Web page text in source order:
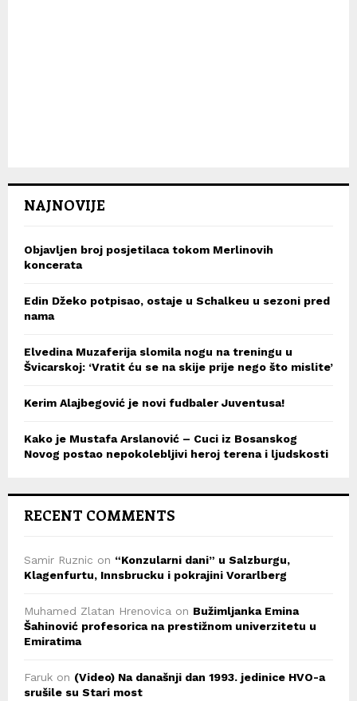
NAJNOVIJE
Objavljen broj posjetilaca tokom Merlinovih
koncerata
Edin Džeko potpisao, ostaje u Schalkeu u sezoni pred
nama
Elvedina Muzaferija slomila nogu na treningu u
Švicarskoj: ‘Vratit ću se na skije prije nego što mislite’
Kerim Alajbegović je novi fudbaler Juventusa!
Kako je Mustafa Arslanović – Cuci iz Bosanskog
Novog postao nepokolebljivi heroj terena i ljudskosti
RECENT COMMENTS
Samir Ruznic on “Konzularni dani” u Salzburgu,
Klagenfurtu, Innsbrucku i pokrajini Vorarlberg
Muhamed Zlatan Hrenovica on Bužimljanka Emina
Šahinović profesorica na prestižnom univerzitetu u
Emiratima
Faruk on (Video) Na današnji dan 1993. jedinice HVO-a
srušile su Stari most